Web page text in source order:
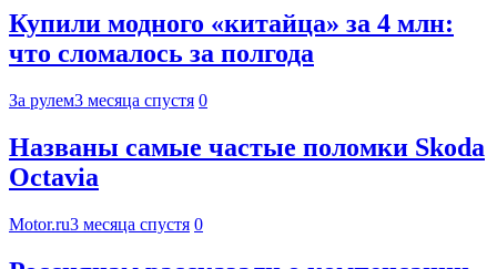
Купили модного «китайца» за 4 млн:
что сломалось за полгода
За рулем3 месяца спустя 0
Названы самые частые поломки Skoda
Octavia
Motor.ru3 месяца спустя 0